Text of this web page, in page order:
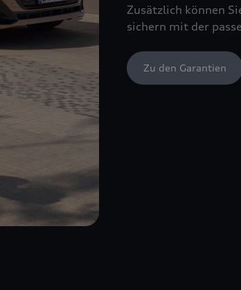
Zusätzlich können
sichern mit der
Zu den Garantien